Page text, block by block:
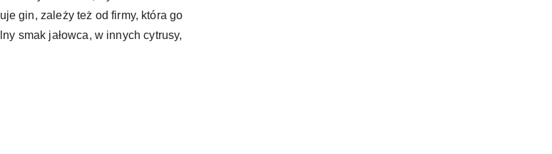
gin, zależy też od firmy, która go
smak jałowca, w innych cytrusy,